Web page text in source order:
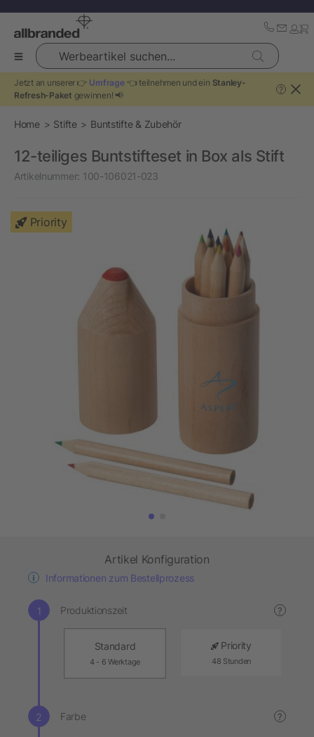
Werbeartikel suchen...
Jetzt an unserer 👉 Umfrage👈 teilnehmen und ein Stanley-
Refresh-Paket gewinnen! 📢
?
Home Stifte Buntstifte & Zubehör
12-teiliges Buntstifteset in Box als Stift
Artikelnummer: 100-106021-023
Priority
Artikel Konfiguration
Informationen zum Bestellprozess
Produktionszeit ?
Standard
4 - 6 Werktage
Priority
48 Stunden
Farbe ?